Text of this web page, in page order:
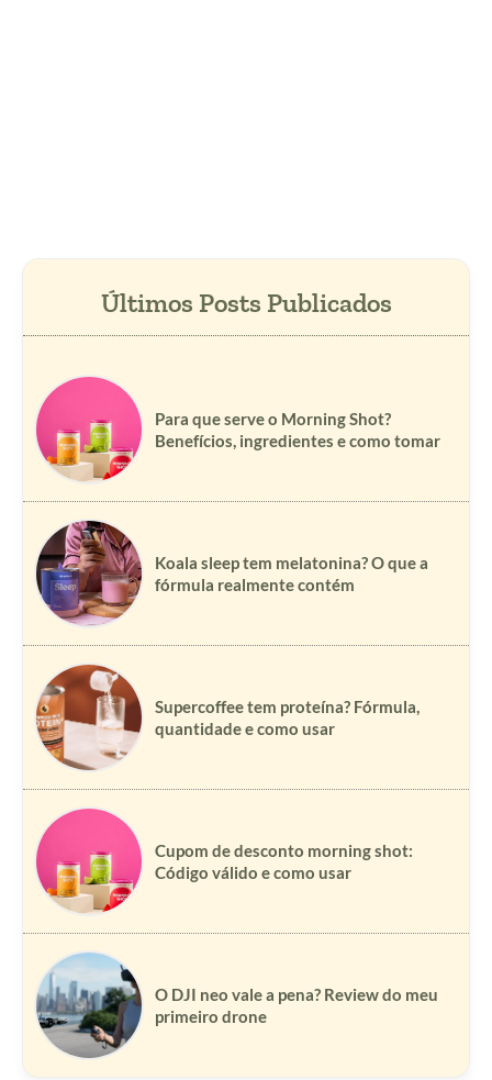
Para que serve o Morning Shot?
Benefícios, ingredientes e como tomar
Koala sleep tem melatonina? O que a
fórmula realmente contém
Supercoffee tem proteína? Fórmula,
quantidade e como usar
Cupom de desconto morning shot:
Código válido e como usar
O DJI neo vale a pena? Review do meu
primeiro drone